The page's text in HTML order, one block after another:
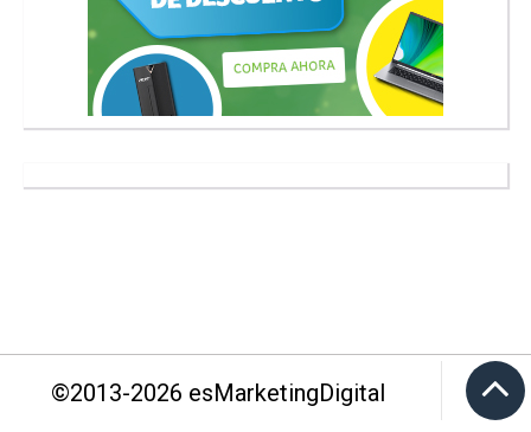
©2013-2026 esMarketingDigital